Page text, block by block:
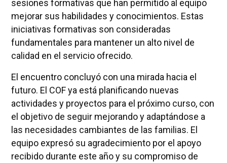
sesiones formativas que han permitido al equipo
mejorar sus habilidades y conocimientos. Estas
iniciativas formativas son consideradas
fundamentales para mantener un alto nivel de
calidad en el servicio ofrecido.
El encuentro concluyó con una mirada hacia el
futuro. El COF ya está planificando nuevas
actividades y proyectos para el próximo curso, con
el objetivo de seguir mejorando y adaptándose a
las necesidades cambiantes de las familias. El
equipo expresó su agradecimiento por el apoyo
recibido durante este año y su compromiso de